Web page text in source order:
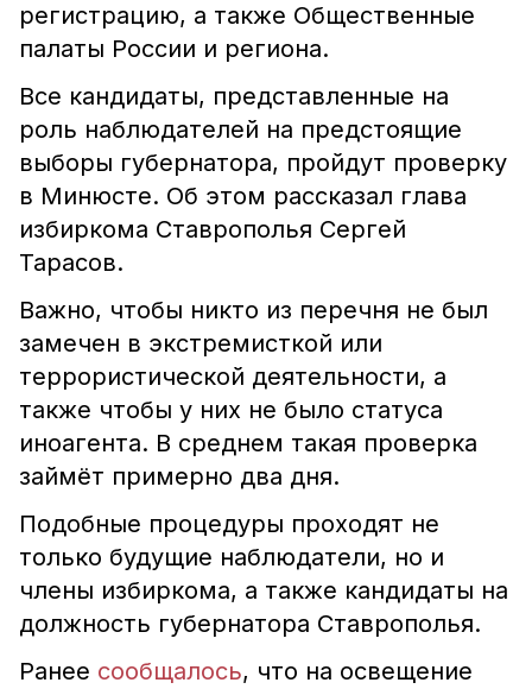
регистрацию, а также Общественные
палаты России и региона.
Все кандидаты, представленные на
роль наблюдателей на предстоящие
выборы губернатора, пройдут проверку
в Минюсте. Об этом рассказал глава
избиркома Ставрополья Сергей
Тарасов.
Важно, чтобы никто из перечня не был
замечен в экстремисткой или
террористической деятельности, а
также чтобы у них не было статуса
иноагента. В среднем такая проверка
займёт примерно два дня.
Подобные процедуры проходят не
только будущие наблюдатели, но и
члены избиркома, а также кандидаты на
должность губернатора Ставрополья.
Ранее сообщалось, что на освещение